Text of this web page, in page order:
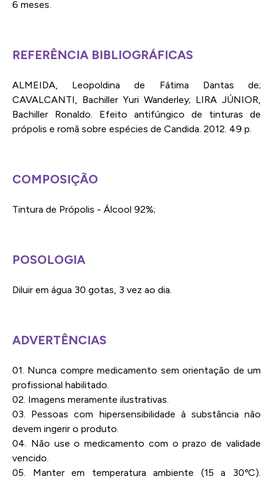
6 meses.
REFERÊNCIA BIBLIOGRÁFICAS
ALMEIDA, Leopoldina de Fátima Dantas de;
CAVALCANTI, Bachiller Yuri Wanderley; LIRA JÚNIOR,
Bachiller Ronaldo. Efeito antifúngico de tinturas de
própolis e romã sobre espécies de Candida. 2012. 49 p.
COMPOSIÇÃO
Tintura de Própolis - Álcool 92%;
POSOLOGIA
Diluir em água 30 gotas, 3 vez ao dia.
ADVERTÊNCIAS
01. Nunca compre medicamento sem orientação de um
profissional habilitado.
02. Imagens meramente ilustrativas.
03. Pessoas com hipersensibilidade à substância não
devem ingerir o produto.
04. Não use o medicamento com o prazo de validade
vencido.
05. Manter em temperatura ambiente (15 a 30ºC).